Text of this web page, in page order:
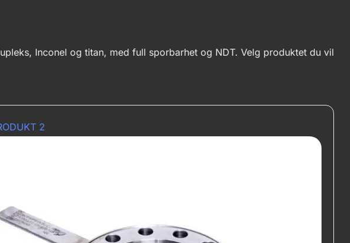
Inconel og titan, med full sporbarhet og NDT. Velg produktet du vil
2